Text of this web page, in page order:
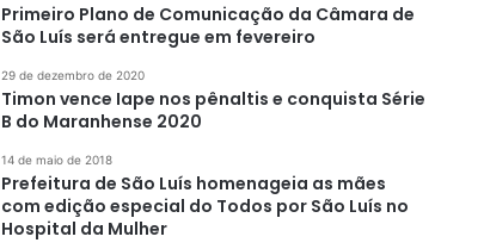
Primeiro Plano de Comunicação da Câmara de
São Luís será entregue em fevereiro
29 de dezembro de 2020
Timon vence Iape nos pênaltis e conquista Série
B do Maranhense 2020
14 de maio de 2018
Prefeitura de São Luís homenageia as mães
com edição especial do Todos por São Luís no
Hospital da Mulher